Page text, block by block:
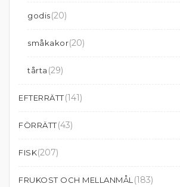
godis(20)
småkakor(20)
tårta (29)
EFTERRÄTT(141)
FÖRRÄTT(43)
FISK(207)
FRUKOST OCH MELLANMÅL (183)